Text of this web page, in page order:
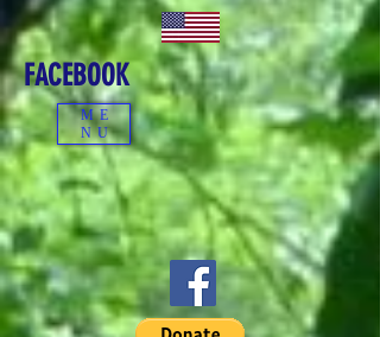
FACEBOOK
ME
NU